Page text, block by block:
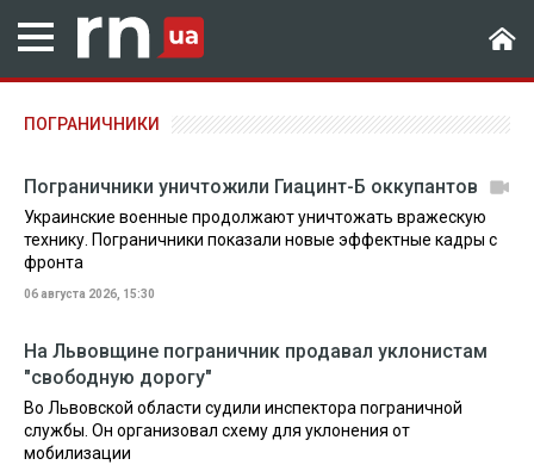
ПОГРАНИЧНИКИ
Пограничники уничтожили Гиацинт-Б оккупантов
Украинские военные продолжают уничтожать вражескую
технику. Пограничники показали новые эффектные кадры с
фронта
06 августа 2026, 15:30
На Львовщине пограничник продавал уклонистам
"свободную дорогу"
Во Львовской области судили инспектора пограничной
службы. Он организовал схему для уклонения от
мобилизации